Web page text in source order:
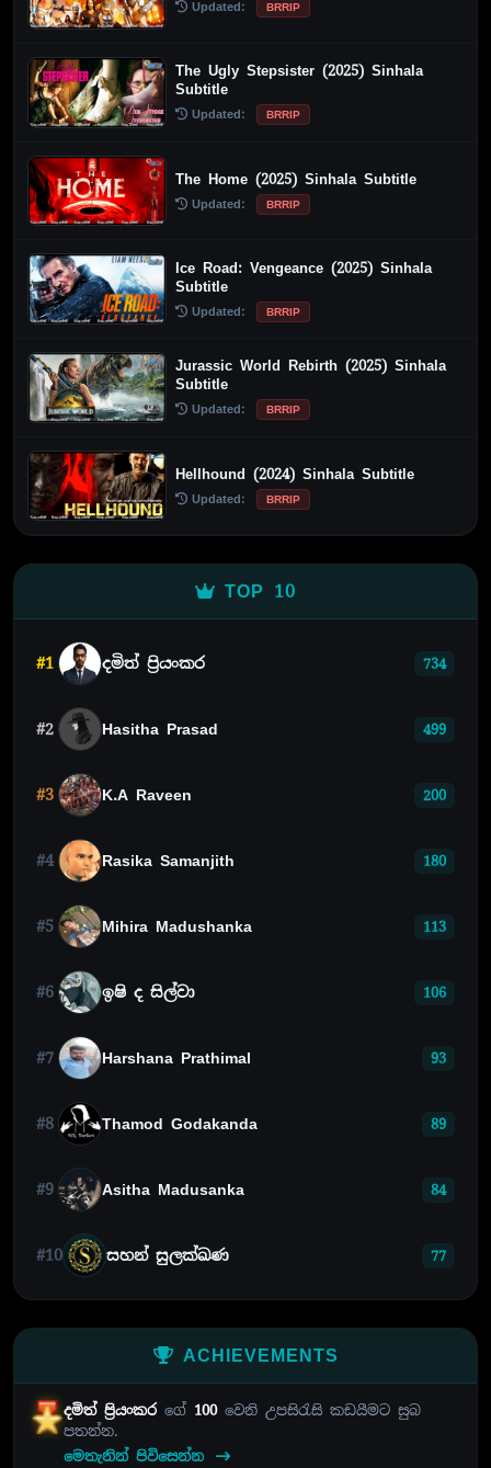
Updated: BRRIP
The Ugly Stepsister (2025) Sinhala
Subtitle
Updated: BRRIP
The Home (2025) Sinhala Subtitle
Updated: BRRIP
Ice Road: Vengeance (2025) Sinhala
Subtitle
Updated: BRRIP
Jurassic World Rebirth (2025) Sinhala
Subtitle
Updated: BRRIP
Hellhound (2024) Sinhala Subtitle
Updated: BRRIP
TOP 10
#1 දමිත් ප්‍රියංකර 734
#2 Hasitha Prasad 499
#3 K.A Raveen 200
#4 Rasika Samanjith 180
#5 Mihira Madushanka 113
#6 ඉෂි ද සිල්වා 106
#7 Harshana Prathimal 93
#8 Thamod Godakanda 89
#9 Asitha Madusanka 84
#10 සහන් සුලක්ඛණ 77
ACHIEVEMENTS
දමිත් ප්‍රියංකරගේ 100වෙනි උපසිරැසි කඩයීමට සුබ
පතන්න.
මෙතැනින් පිවිසෙන්න